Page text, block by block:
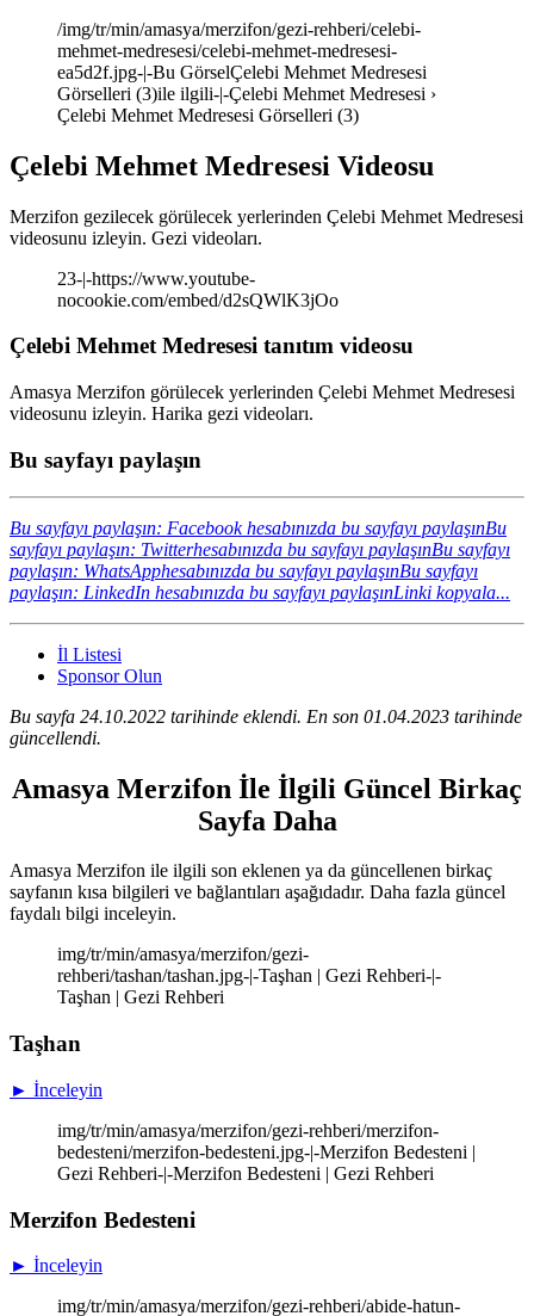
/img/tr/min/amasya/merzifon/gezi-rehberi/celebi-
mehmet-medresesi/celebi-mehmet-medresesi-
ea5d2f.jpg-|-Bu GörselÇelebi Mehmet Medresesi
Görselleri (3)ile ilgili-|-Çelebi Mehmet Medresesi ›
Çelebi Mehmet Medresesi Görselleri (3)
Çelebi Mehmet Medresesi Videosu
Merzifon gezilecek görülecek yerlerinden Çelebi Mehmet Medresesi
videosunu izleyin. Gezi videoları.
23-|-https://www.youtube-
nocookie.com/embed/d2sQWlK3jOo
Çelebi Mehmet Medresesi tanıtım videosu
Amasya Merzifon görülecek yerlerinden Çelebi Mehmet Medresesi
videosunu izleyin. Harika gezi videoları.
Bu sayfayı paylaşın
Bu sayfayı paylaşın: Facebook hesabınızda bu sayfayı paylaşınBu
sayfayı paylaşın: Twitterhesabınızda bu sayfayı paylaşınBu sayfayı
paylaşın: WhatsApphesabınızda bu sayfayı paylaşınBu sayfayı
paylaşın: LinkedIn hesabınızda bu sayfayı paylaşınLinki kopyala...
İl Listesi
Sponsor Olun
Bu sayfa 24.10.2022 tarihinde eklendi. En son 01.04.2023 tarihinde
güncellendi.
Amasya Merzifon İle İlgili Güncel Birkaç
Sayfa Daha
Amasya Merzifon ile ilgili son eklenen ya da güncellenen birkaç
sayfanın kısa bilgileri ve bağlantıları aşağıdadır. Daha fazla güncel
faydalı bilgi inceleyin.
img/tr/min/amasya/merzifon/gezi-
rehberi/tashan/tashan.jpg-|-Taşhan | Gezi Rehberi-|-
Taşhan | Gezi Rehberi
Taşhan
► İnceleyin
img/tr/min/amasya/merzifon/gezi-rehberi/merzifon-
bedesteni/merzifon-bedesteni.jpg-|-Merzifon Bedesteni |
Gezi Rehberi-|-Merzifon Bedesteni | Gezi Rehberi
Merzifon Bedesteni
► İnceleyin
img/tr/min/amasya/merzifon/gezi-rehberi/abide-hatun-